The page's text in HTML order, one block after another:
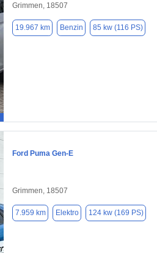
Grimmen, 18507
19.967 km Benzin 85 kw (116 PS)
Ford Puma Gen-E
Grimmen, 18507
7.959 km Elektro 124 kw (169 PS)